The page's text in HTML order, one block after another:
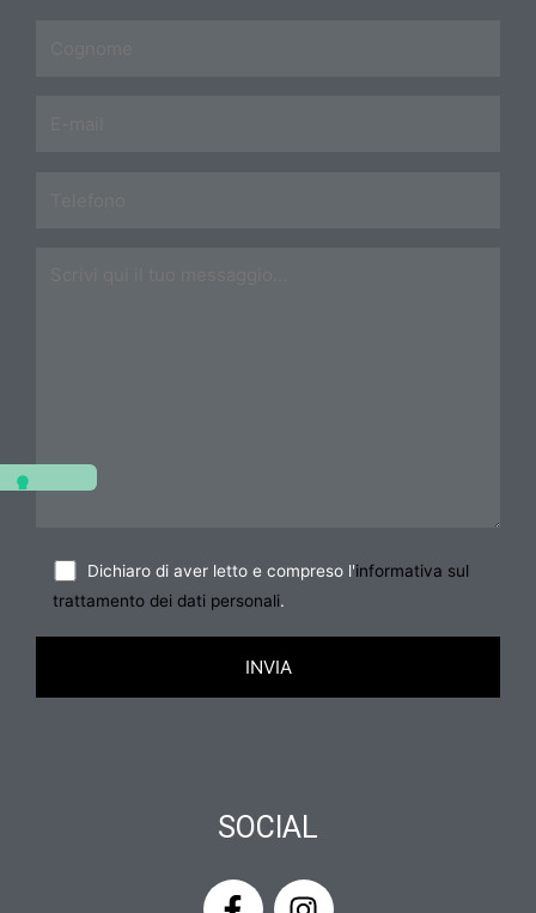
Dichiaro di aver letto e compreso l'informativa sul
trattamento dei dati personali.
SOCIAL
F
I